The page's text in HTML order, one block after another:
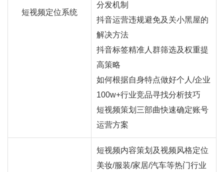
短视频定位系统
分发机制
抖音运营违规避免及关小黑屋的
解决方法
抖音标签精准人群筛选及权重提
高策略
如何根据自身特点做好个人/企业
100w+行业竞品寻找分析技巧
短视频策划三部曲快速确定账号
运营方案
短视频内容策划及视频风格定位
美妆/服装/家居/汽车等热门行业